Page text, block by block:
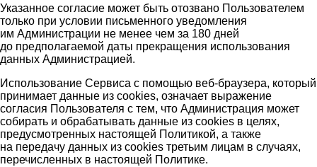
Указанное согласие может быть отозвано Пользователем
только при условии письменного уведомления
им Администрации не менее чем за 180 дней
до предполагаемой даты прекращения использования
данных Администрацией.
Использование Сервиса с помощью веб-браузера, который
принимает данные из cookies, означает выражение
согласия Пользователя с тем, что Администрация может
собирать и обрабатывать данные из cookies в целях,
предусмотренных настоящей Политикой, а также
на передачу данных из cookies третьим лицам в случаях,
перечисленных в настоящей Политике.